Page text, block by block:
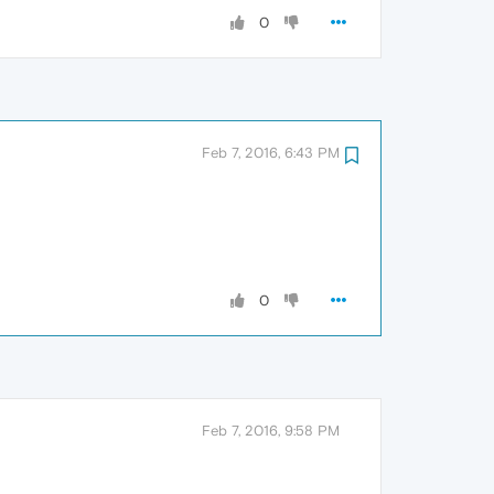
0
Feb 7, 2016, 6:43 PM
0
Feb 7, 2016, 9:58 PM